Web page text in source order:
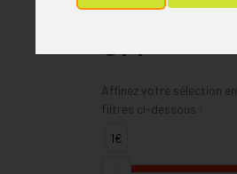
Affinez votre sélection
filtres ci-dessous :
1€